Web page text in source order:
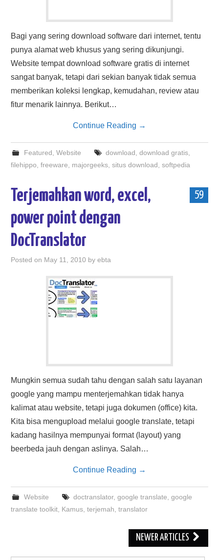
Bagi yang sering download software dari internet, tentu
punya alamat web khusus yang sering dikunjungi.
Website tempat download software gratis di internet
sangat banyak, tetapi dari sekian banyak tidak semua
memberikan koleksi lengkap, kemudahan, review atau
fitur menarik lainnya. Berikut…
Continue Reading →
Featured Website download download gratis,
filehippo ,freeware majorgeeks ,situs download ,softpedia
59
Terjemahkan word, excel,
power point dengan
DocTranslator
Posted on May 11, 2010 byebta
Mungkin semua sudah tahu dengan salah satu layanan
google yang mampu menterjemahkan tidak hanya
kalimat atau website, tetapi juga dokumen (office) kita.
Kita bisa mengupload melalui google translate, tetapi
kadang hasilnya mempunyai format (layout) yang
beerbeda jauh dengan aslinya. Salah…
Continue Reading →
Website doctranslator, google translate google
translate toolkit Kamus ,terjemah ,translator
NEWER ARTICLES